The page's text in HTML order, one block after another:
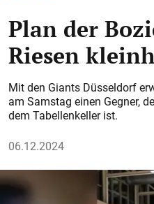
Plan der
Riesen
Mit den Giants Düsseldorf
am Samstag einen Gegner,
dem Tabellenkeller ist.
06.12.2024